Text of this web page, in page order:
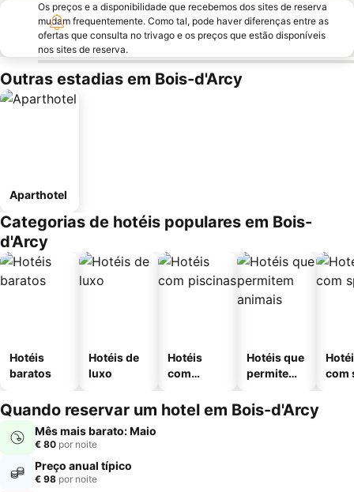
Os preços e a disponibilidade que recebemos dos sites de reserva
mudam frequentemente. Como tal, pode haver diferenças entre as
ofertas que consulta no trivago e os preços que estão disponíveis
nos sites de reserva.
Outras estadias em Bois-d'Arcy
Aparthotel
Categorias de hotéis populares em Bois-
d'Arcy
Hotéis
baratos
Hotéis de
luxo
Hotéis
com
Hotéis que
permitem
com
Quando reservar um hotel em Bois-d'Arcy
Mês mais barato: Maio
€ 80 por noite
Preço anual típico
€ 98 por noite